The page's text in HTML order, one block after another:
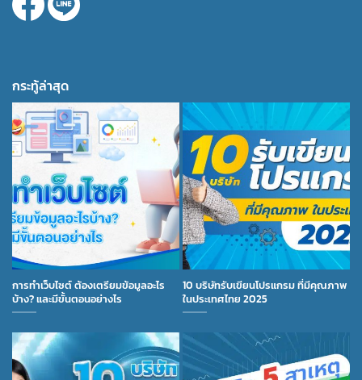
กระทู้ล่าสุด
การทำเว็บไซต์ ต้องเตรียมข้อมูลอะไร
บ้าง? และมีขั้นตอนอย่างไร
10 บริษัทรับเขียนโปรแกรม ที่มีคุณภาพ
ในประเทศไทย 2025